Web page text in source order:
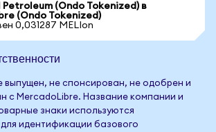
(Ondo Tokenized) в
(Ondo Tokenized)
0,031287 MELIon
выпущен, не спонсирован, не одобрен и
с MercadoLibre. Название компании и
знаки используются
идентификации базового